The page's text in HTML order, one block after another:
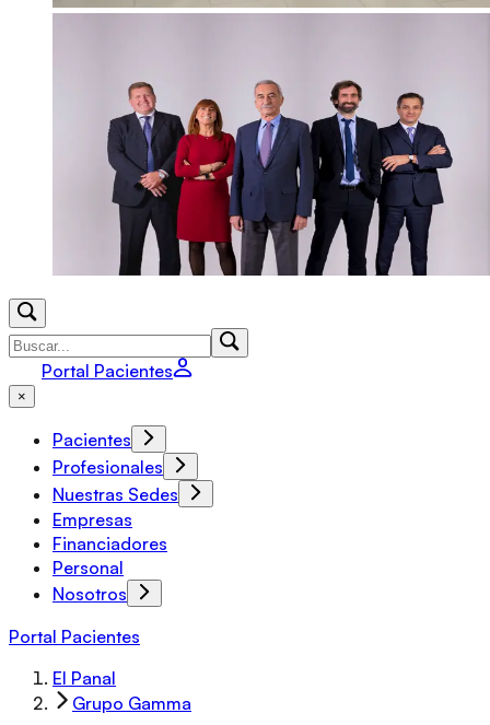
Portal Pacientes
×
Pacientes
Profesionales
Nuestras Sedes
Empresas
Financiadores
Personal
Nosotros
Portal Pacientes
El Panal
Grupo Gamma